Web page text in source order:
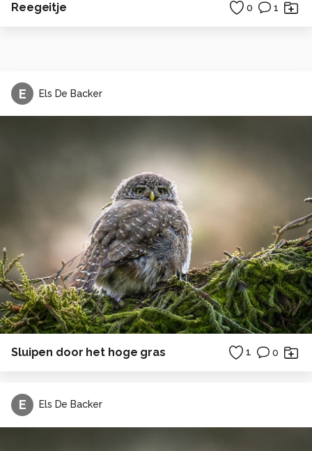
Reegeitje 0 1
E Els De Backer
Sluipen door het hoge gras 1 0
E Els De Backer